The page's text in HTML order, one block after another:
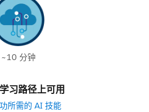
~10 分钟
习路径上可用
所需的 AI 技能